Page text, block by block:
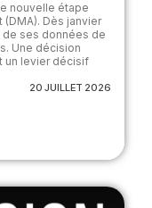
nouvelle étape
Dès janvier
de ses données de
Une décision
un levier décisif
20 JUILLET 2026